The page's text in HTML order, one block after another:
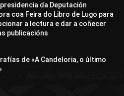
da Deputación
coa Feira do Libro de Lugo para
a lectura e dar a coñecer
publicacións
de «A Candeloria, o último